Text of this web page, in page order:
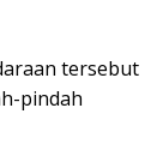
tersebut
pindah